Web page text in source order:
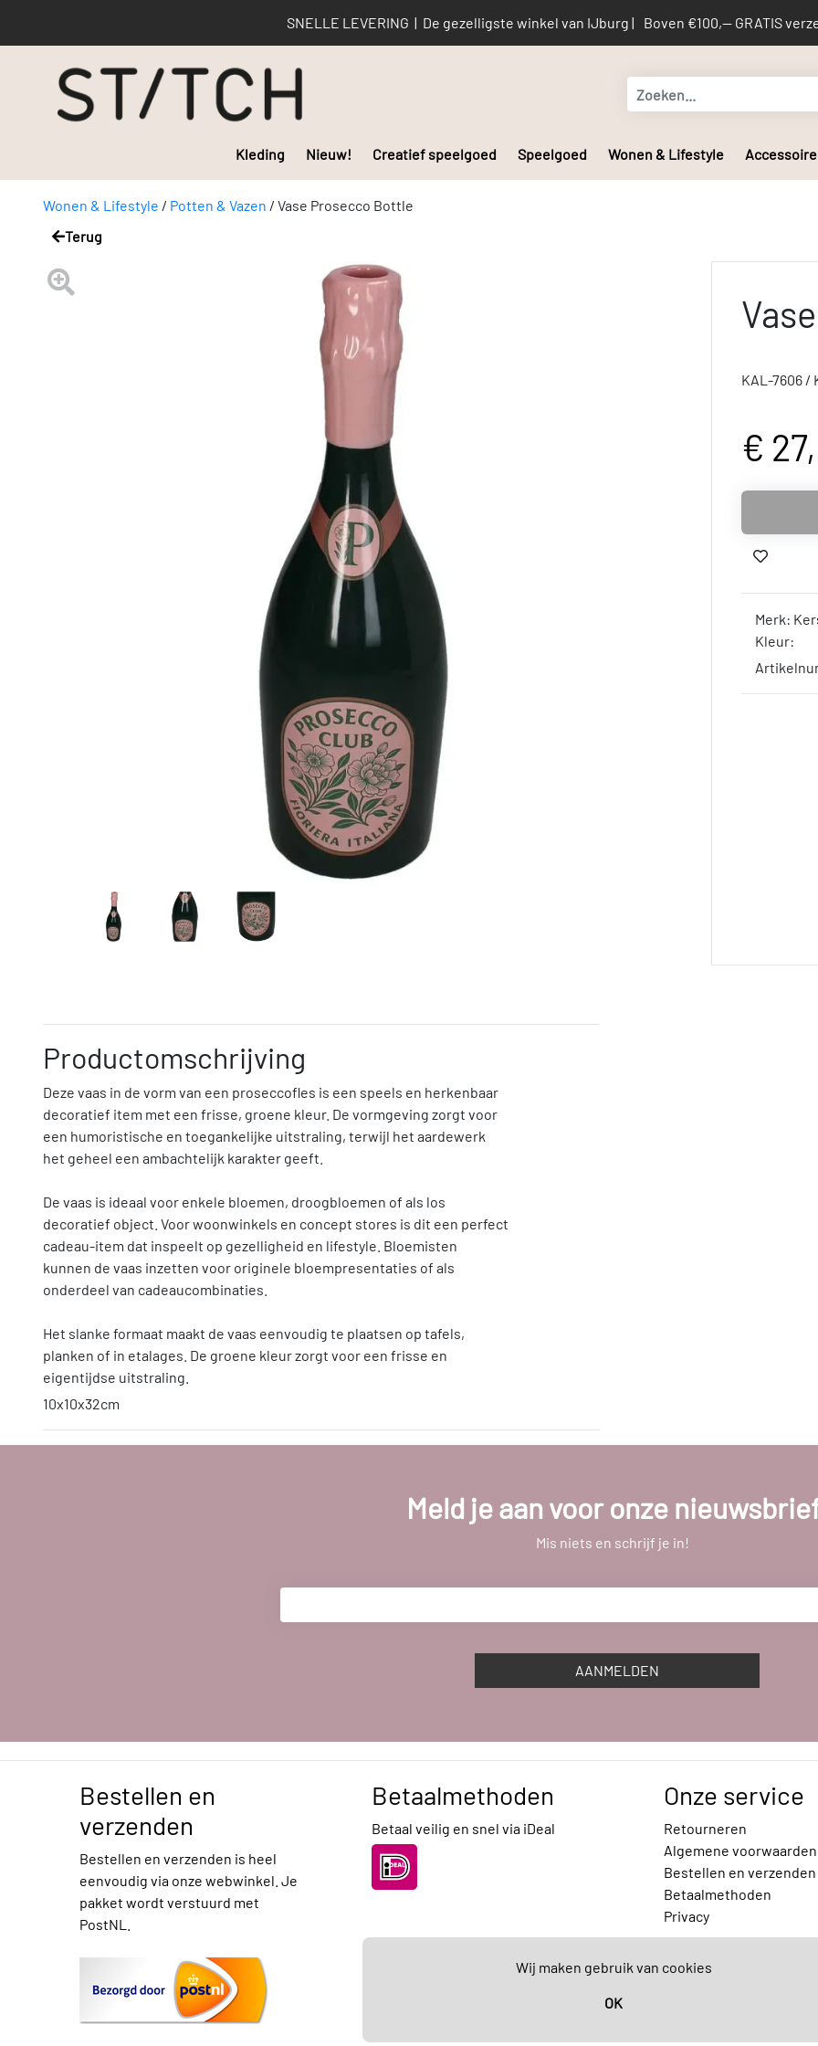
Wij maken gebruik van cookies
OK
SNELLE LEVERING | De gezelligste winkel van IJburg | Boven €100,-- GRATIS
Kleding Nieuw! Creatief speelgoed Speelgoed Wonen & Lifestyle
Wonen & Lifestyle / Potten & Vazen / Vase Prosecco Bottle
Terug
KAL-7606 /
€
Merk:
Kleur:
Productomschrijving
Deze vaas in de vorm van een proseccofles is een speels en herkenbaar
decoratief item met een frisse, groene kleur. De vormgeving zorgt voor
een humoristische en toegankelijke uitstraling, terwijl het aardewerk
het geheel een ambachtelijk karakter geeft.
De vaas is ideaal voor enkele bloemen, droogbloemen of als los
decoratief object. Voor woonwinkels en concept stores is dit een perfect
cadeau-item dat inspeelt op gezelligheid en lifestyle. Bloemisten
kunnen de vaas inzetten voor originele bloempresentaties of als
onderdeel van cadeaucombinaties.
Het slanke formaat maakt de vaas eenvoudig te plaatsen op tafels,
planken of in etalages. De groene kleur zorgt voor een frisse en
eigentijdse uitstraling.
10x10x32cm
Meld je aan voor onze
Mis niets en schrijf je in!
AANMELDEN
Bestellen en
verzenden
Bestellen en verzenden is heel
eenvoudig via onze webwinkel. Je
pakket wordt verstuurd met
PostNL.
Betaalmethoden
Betaal veilig en snel via iDeal
Onze service
Retourneren
Algemene voorwaarden
Bestellen en verzenden
Betaalmethoden
Privacy